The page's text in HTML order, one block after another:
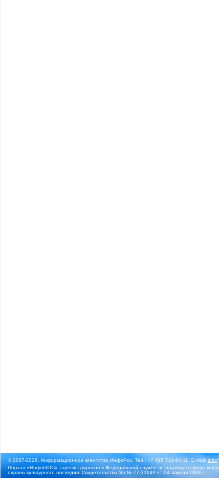
© 2007-2026, Информационное агентство ИнфоРос. Тел.: +7 495 718-84-11, E-mail:
Портал «ИнфоШОС» зарегистрирован в Федеральной службе по надзору в сфере
охраны культурного наследия. Свидетельство Эл № 77-31649 от 04 апреля 2008 г.